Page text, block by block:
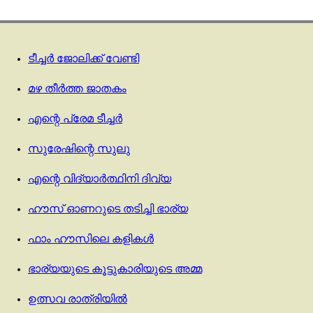
ടീച്ചർ ജോലിക്ക് വേണ്ടി
മഴ തീർത്ത ജാതകം
എന്റെ പ്രേമ ടീച്ചര്‍
സുരേഷിന്റെ സുലു
എന്റെ വിദ്യാർത്ഥിനി ദിവ്യ
ഹൗസ് ഓണറുടെ തടിച്ചി ഭാര്യ
ഫാം ഹൗസിലെ കളികൾ
ഭാര്യയുടെ കൂട്ടുകാരിയുടെ അമ്മ
ഉത്സവ രാത്രിയിൽ